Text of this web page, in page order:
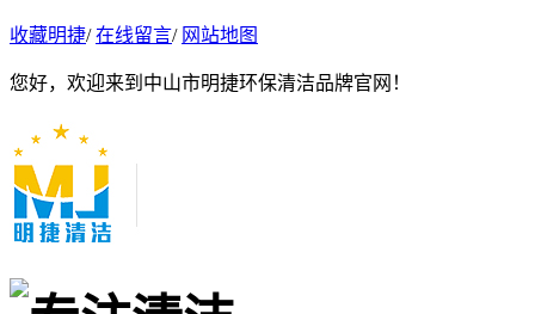
收藏明捷/在线留言/ 网站地图
您好，欢迎来到中山市明捷环保清洁品牌官网！